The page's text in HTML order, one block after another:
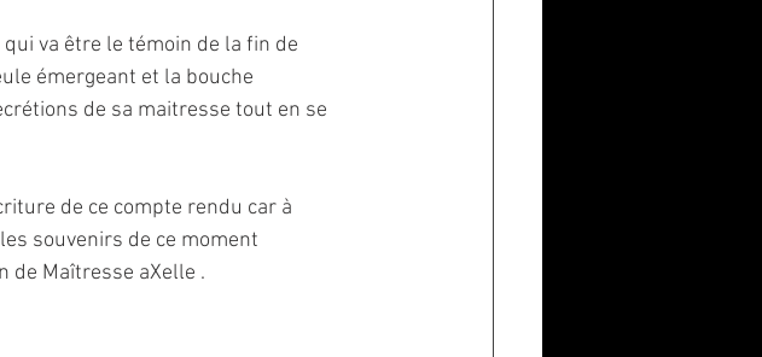
va être le témoin de la fin de
émergeant et la bouche
de sa maitresse tout en se
de ce compte rendu car à
souvenirs de ce moment
de Maîtresse aXelle .